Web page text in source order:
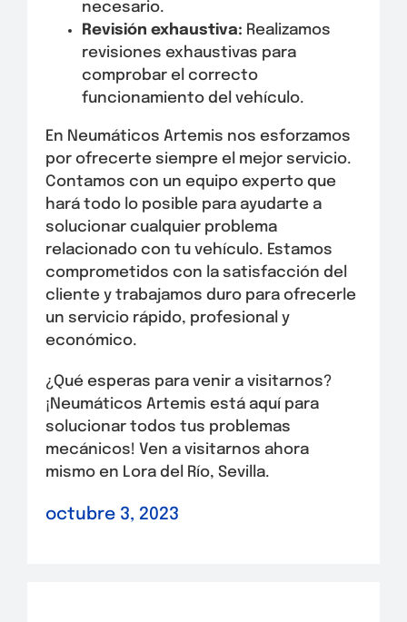
necesario.
Revisión exhaustiva: Realizamos
revisiones exhaustivas para
comprobar el correcto
funcionamiento del vehículo.
En Neumáticos Artemis nos esforzamos
por ofrecerte siempre el mejor servicio.
Contamos con un equipo experto que
hará todo lo posible para ayudarte a
solucionar cualquier problema
relacionado con tu vehículo. Estamos
comprometidos con la satisfacción del
cliente y trabajamos duro para ofrecerle
un servicio rápido, profesional y
económico.
¿Qué esperas para venir a visitarnos?
¡Neumáticos Artemis está aquí para
solucionar todos tus problemas
mecánicos! Ven a visitarnos ahora
mismo en Lora del Río, Sevilla.
octubre 3, 2023